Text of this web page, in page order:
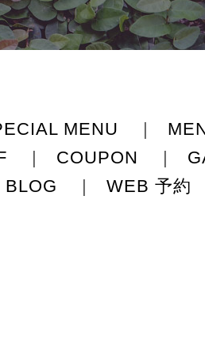
MENU |
| COUPON |
BLOG | WEB 予約